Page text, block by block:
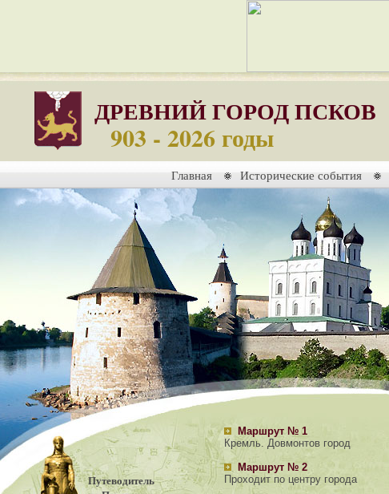
ДРЕВНИЙ ГОРОД ПСКОВ
903 - 2026 годы
Главная Исторические события
Путеводитель
Маршрут № 1
Кремль. Довмонтов город
Маршрут № 2
Проходит по центру города